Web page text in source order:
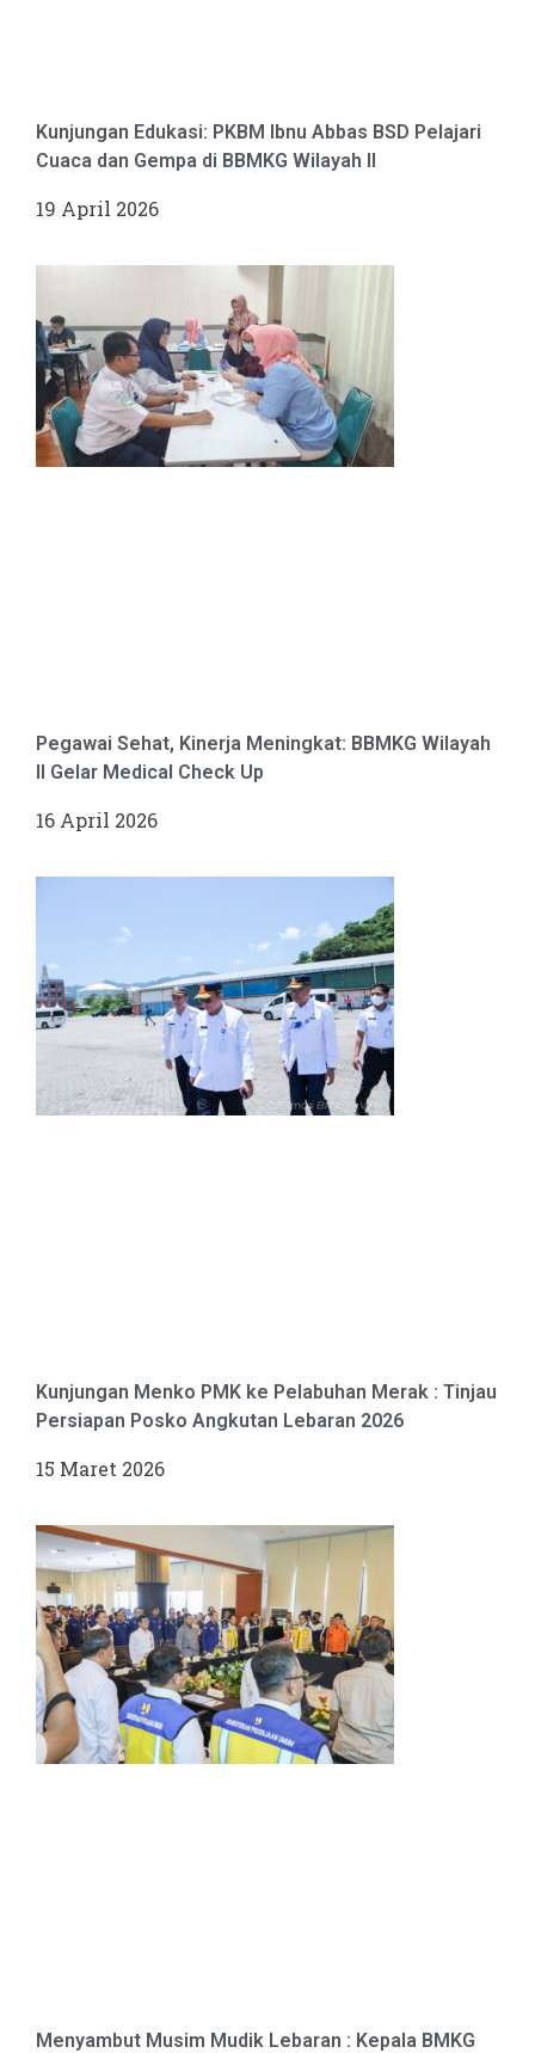
Kunjungan Edukasi: PKBM Ibnu Abbas BSD Pelajari
Cuaca dan Gempa di BBMKG Wilayah II
19 April 2026
Pegawai Sehat, Kinerja Meningkat: BBMKG Wilayah
II Gelar Medical Check Up
16 April 2026
Kunjungan Menko PMK ke Pelabuhan Merak : Tinjau
Persiapan Posko Angkutan Lebaran 2026
15 Maret 2026
Menyambut Musim Mudik Lebaran : Kepala BMKG